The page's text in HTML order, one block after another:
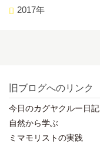
2017年
旧ブログへのリンク
今日のカグヤクルー日記
自然から学ぶ
ミマモリストの実践